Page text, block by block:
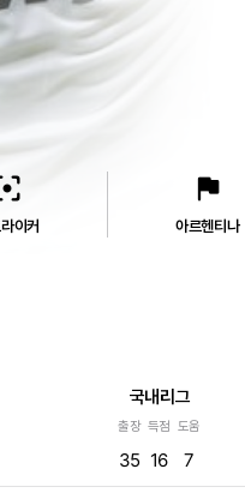
이커
flag
아르헨티나
국내리그
출장 득점 도움
35 16 7